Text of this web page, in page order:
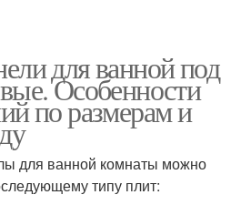
для ванной под
Особенности
по размерам и
для ванной комнаты можно
типу плит: